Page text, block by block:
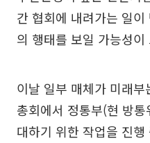
간 협회에 내려가는 일
의 행태를 보일 가능성이
이날 일부 매체가 미래
총회에서 정통부(현 방
대하기 위한 작업을 진